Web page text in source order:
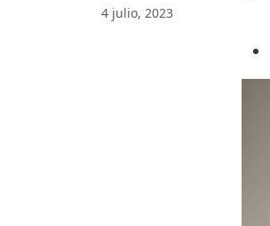
4 julio, 2023